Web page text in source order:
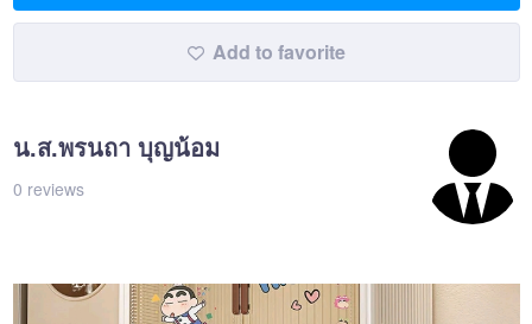
Add to favorite
น.ส.พรนถา บุญน้อม
0 reviews